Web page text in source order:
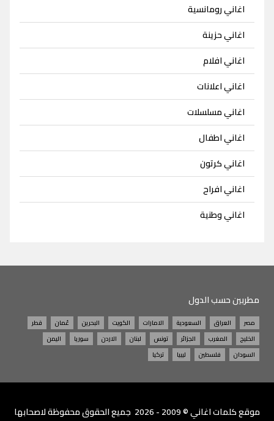
اغاني رومانسية
اغاني حزينة
اغاني افلام
اغاني اعلانات
اغاني مسلسلات
اغاني اطفال
اغاني كرتون
اغاني افراح
اغاني وطنية
مطربين حسب الدول
مصر العراق السعودية الامارات الكويت البحرين عُمان
قطر
الخليج
المغرب الجزائر تونس لبنان الاردن سوريا
اليمن
السودان
فلسطين ليبيا تركيا
موقعكلمات اغاني
© 2009 - 2026 جميع الحقوق محفوظة لاصحابها